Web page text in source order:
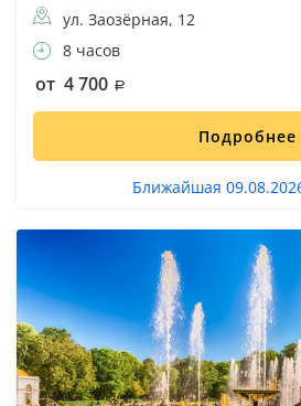
ул. Заозёрная, 12
8 часов
от 4 700
Подробнее
Ближайшая